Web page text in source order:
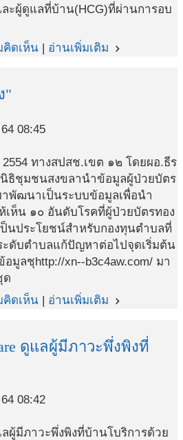
ะผู้ดูแลที่บ้าน(HCG)ที่ผ่านการอบ
คิดเห็น | อ่านเพิ่มเติม navigate_next
"
08:45
ทางสปสช.เขต ๑๒ โดยผอ.ธีร
ธิชุมชนสงขลานำข้อมูลผู้ป่วยบัตร
พัฒนาเป็นระบบข้อมูลเพื่อนำ
เห็น ๑๐ อันดับโรคที่ผู้ป่วยบัตรทอง
นประโยชน์สำหรับกองทุนตำบลที่
ดับตำบลแก้ปัญหาต่อไปจุดเริ่มต้น
มูลชุhttp://xn--b3c4aw.com/ มา
ด
คิดเห็น | อ่านเพิ่มเติม navigate_next
ดูแลผู้มีภาวะพึ่งพิงที่
08:42
ลผู้มีภาวะพึ่งพิงที่บ้านโบริการด้วย